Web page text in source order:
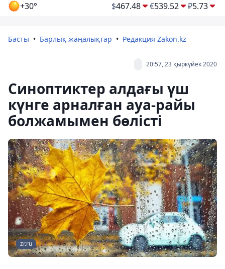
+30° $467.48 €539.52 ₽5.73
Басты Барлық жаңалықтар Редакция Zakon.kz
20:57, 23 қыркүйек 2020
Синоптиктер алдағы үш
күнге арналған ауа-райы
болжамымен бөлісті
zr.ru